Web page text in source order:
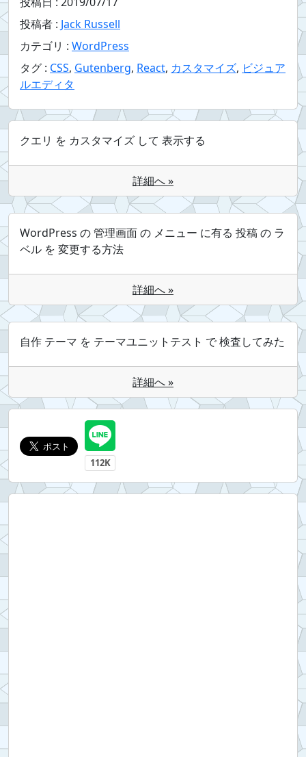
投稿者 : Jack Russell
カテゴリ : WordPress
タグ : CSS, Gutenberg, React, カスタマイズ, ビジュア
ルエディタ
クエリ を カスタマイズ して 表示する
詳細へ »
WordPress の 管理画面 の メニュー に有る 投稿 の ラ
ベル を 変更する方法
詳細へ »
自作 テーマ を テーマユニットテスト で 検査してみた
詳細へ »